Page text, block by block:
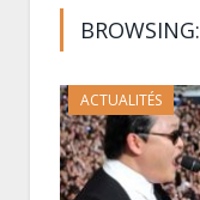
BROWSING:
ACTUALITÉS